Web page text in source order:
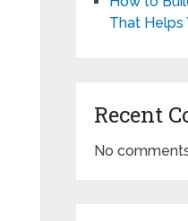
That Helps
Recent
No